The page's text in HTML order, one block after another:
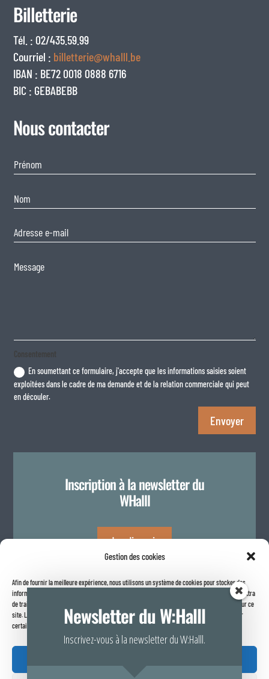
Gestion des cookies
Afin de fournir la meilleure expérience, nous utilisons un système de cookies pour stocker des
informations sur votre navigateur internet. Le fait de consentir à ces technologies nous permettra
de traiter des données telles que le comportement de navigation ou les identifiants uniques sur ce
site. Le fait de ne pas consentir ou de retirer son consentement peut avoir un effet négatif sur
certaines caractéristiques et fonctions.
Billetterie
Tél. : 02/435.59.99
Courriel : billetterie@whalll.be
IBAN : BE72 0018 0888 6716
BIC : GEBABEBB
Nous contacter
Consentement
En soumettant ce formulaire, j'accepte que les informations saisies soient
exploitées dans le cadre de ma demande et de la relation commerciale qui peut
en découler.
Envoyer
Inscription à la newsletter du
WHalll
Je m'inscris
Politique de confidentialité
Newsletter du W:Halll
Inscrivez-vous à la newsletter du W:Halll.